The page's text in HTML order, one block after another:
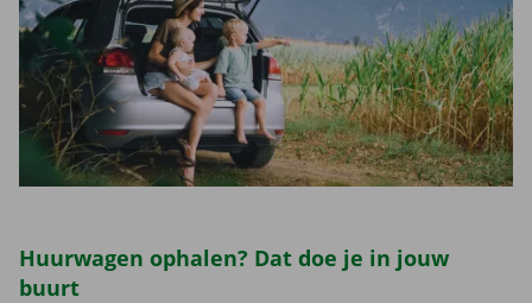
Huurwagen ophalen? Dat doe je in jouw
buurt